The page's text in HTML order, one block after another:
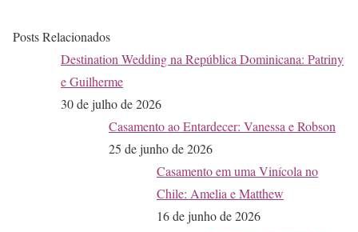
Posts Relacionados
Destination Wedding na República Dominicana: Patriny
e Guilherme
30 de julho de 2026
Casamento ao Entardecer: Vanessa e Robson
25 de junho de 2026
Casamento em uma Vinícola no
Chile: Amelia e Matthew
16 de junho de 2026